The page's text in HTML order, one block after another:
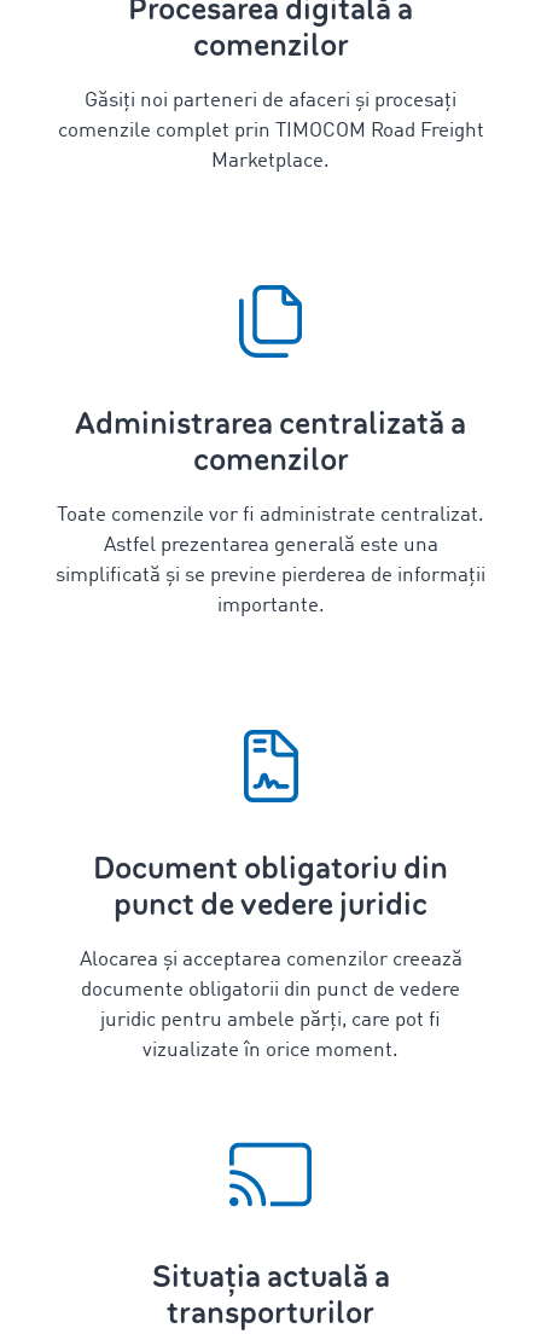
Procesarea digitală a
comenzilor
Găsiți noi parteneri de afaceri și procesați
comenzile complet prin TIMOCOM Road Freight
Marketplace.
Administrarea centralizată a
comenzilor
Toate comenzile vor fi administrate centralizat.
Astfel prezentarea generală este una
simplificată și se previne pierderea de informații
importante.
Document obligatoriu din
punct de vedere juridic
Alocarea și acceptarea comenzilor creează
documente obligatorii din punct de vedere
juridic pentru ambele părți, care pot fi
vizualizate în orice moment.
Situația actuală a
transporturilor